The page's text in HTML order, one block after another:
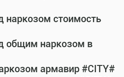
наркозом стоимость
общим наркозом в
армавир #CITY#